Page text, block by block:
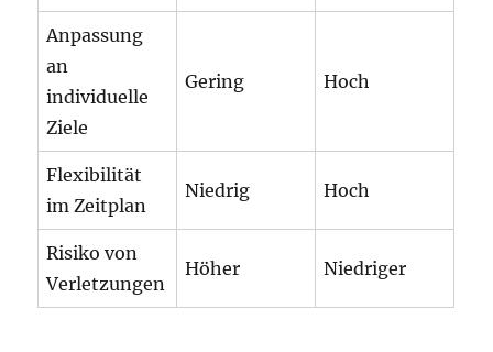
Anpassung
an
individuelle
Ziele
Gering Hoch
Flexibilität
im Zeitplan
Niedrig Hoch
Risiko von
Verletzungen
Höher Niedriger